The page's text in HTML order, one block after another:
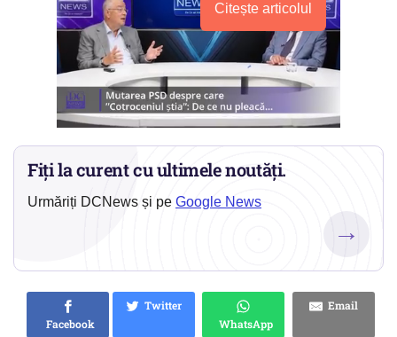
Citește articolul
Fiți la curent cu ultimele noutăți.
Urmăriți DCNews și pe Google News
→
Facebook
Twitter
WhatsApp
Email